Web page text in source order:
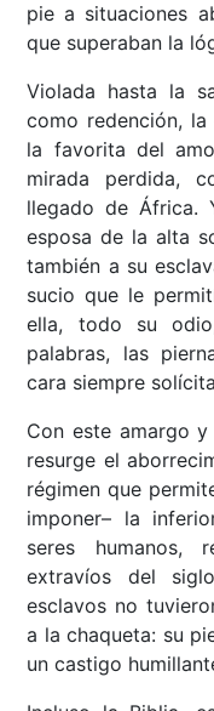
pie a situaciones
que superaban la
Violada hasta la
como redención,
la favorita del
mirada perdida,
llegado de África.
esposa de la alta
también a su
sucio que le
ella, todo su
palabras, las
cara siempre
Con este amargo
resurge el
régimen que
imponer– la
seres humanos,
extravíos del
esclavos no
a la chaqueta: su
un castigo